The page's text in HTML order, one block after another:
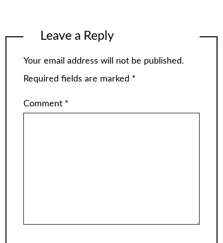
Leave a Reply
Your email address will not be published.
Required fields are marked *
Comment *